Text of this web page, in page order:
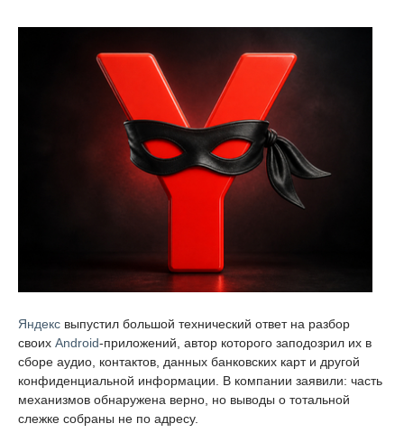
Яндекс выпустил большой технический ответ на разбор
своих Android-приложений, автор которого заподозрил их в
сборе аудио, контактов, данных банковских карт и другой
конфиденциальной информации. В компании заявили: часть
механизмов обнаружена верно, но выводы о тотальной
слежке собраны не по адресу.